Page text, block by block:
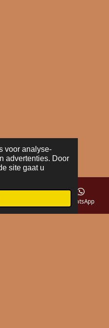
voor analyse-
advertenties. Door
site gaat u
WhatsApp